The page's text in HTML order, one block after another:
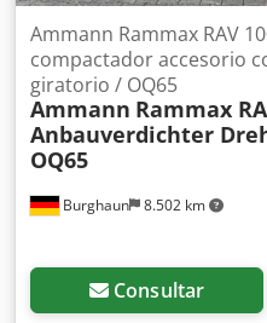
Burghaun 8.502 km
Ammann Rammax RAV
compactador accesorio
giratorio / OQ65
Ammann Rammax
Anbauverdichter
OQ65
Consultar